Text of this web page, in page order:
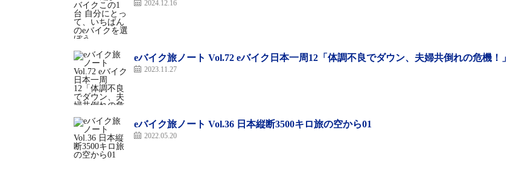
た。
お母さんが乗ったのはXEALT S3Fで、娘さん（ライカちゃん）はXEALT SJFに乗った。
小学生はライカちゃんだけだったので、ツアーのペースについていけるかがちょっと心配だった。
でもそれは全くの杞憂。ライカちゃんは上り勾配もあるコースを、大人と同じペースでスイスイと走
これには本当に驚いたので、ゴール後、ライカちゃんに「大変じゃなかった？」と声を掛けてみたとこ
ろ、「大丈夫」そして「楽しかった」と笑顔で答えてくれた。
2024.12.16
eバイク旅ノート Vol.72 eバイク日本一周12「体調不良でダウン、夫婦共倒れの危機！」
2023.11.27
eバイク旅ノート Vol.36 日本縦断3500キロ旅の空から01
2022.05.20